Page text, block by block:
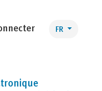
FR